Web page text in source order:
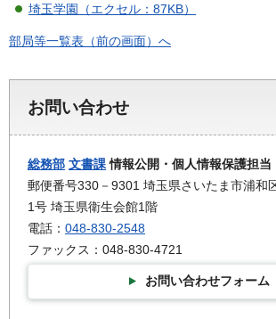
埼玉学園（エクセル：87KB）
部局等一覧表（前の画面）へ
お問い合わせ
総務部 文書課情報公開・個人情報保護担当
郵便番号330－9301 埼玉県さいたま市浦和
1号 埼玉県衛生会館1階
電話： 048-830-2548
ファックス：048-830-4721
お問い合わせフォーム